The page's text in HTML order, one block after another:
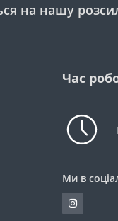
на нашу
Час
Ми в